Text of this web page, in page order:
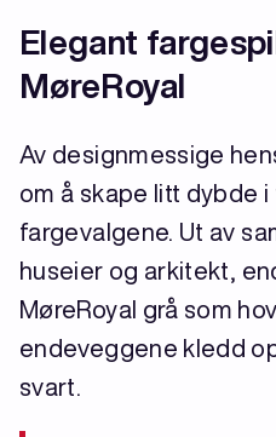
Elegant
MøreRoyal
Av designmessige
om å skape litt dybde
fargevalgene. Ut av
huseier og arkitekt,
MøreRoyal grå som
endeveggene kledd
svart.